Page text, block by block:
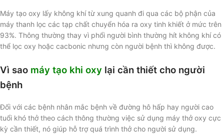
Máy tạo oxy lấy không khí từ xung quanh đi qua các bộ phận của
máy thanh lọc các tạp chất chuyển hóa ra oxy tinh khiết ở mức trên
93%. Thông thường thay vì phổi người bình thường hít không khí có
thể lọc oxy hoặc cacbonic nhưng còn người bệnh thì không được.
Vì sao máy tạo khi oxy lại cần thiết cho người
bệnh
Đối với các bệnh nhân mắc bệnh về đường hô hấp hay người cao
tuổi khó thở theo cách thông thường việc sử dụng máy thở oxy cực
kỳ cần thiết, nó giúp hỗ trợ quá trình thở cho người sử dụng.